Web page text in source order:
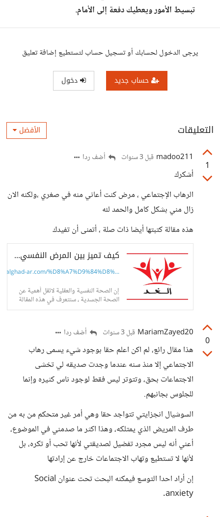
تبسيط الأمور ويعطيك دفعة إلى الأمام.
يرجى الدخول لحسابك أو تسجيل حساب لتستطيع إضافة تعليق
حساب جديد دخول
التعليقات الأفضل
1
madoo211 قبل 3 سنوات أضف ردا
أشكرك
الرهاب الإجتماعي ، مرض كنت أعاني منه في صغري ،ولكنه الان
زال مني بشكل كامل والحمد لله
هذه مقالة كتبتها أيضا ذات صلة ، أتمنى أن تفيدك
كيف تميز بين المرض النفسي والمرض العقلي | مدونة الغد - موقع مقالات ومحتوى
alghad-ar.com/%D8%A7%D9%84%D8%...
إن الصحة النفسية والعقلية لاتقل أهمية عن
الصحة الجسدية ، سنتعرف في هذه المقالة
على المرض النفسي والمرض العقلي ونذكر
0
MariamZayed20 قبل 3 سنوات أضف ردا
هذا مقال رائع، لم اكن اعلم حقا بوجود شيء يسمى رهاب
الاجتماعي إلا منذ سنه عندما وجدت صديقه لي تخشى
الاجتماعات بحق، وتتوتر ليس فقط لوجود ناس كثيره وإنما
للجلوس بجانبهم.
السوشيال انجزايتي تتواجد حقا وهي أمر غير متحكم من به من
طرف المريض الذي يمتلكه، وهذا اكثر ما صدمني في الموضوع،
أعني أنه ليس مجرد تفضيل لصديقتي لأنها تحب أو تكره، بل
لأنها لا تستطيع وتهاب الاجتماعات خارج عن إرادتها
إن أراد احدا التوسع فيمكنه البحث تحت عنوان Social
anxiety.